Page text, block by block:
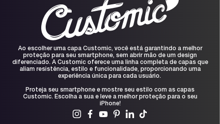
Ao escolher uma capa Customic, você está garantindo a melhor
proteção para seu smartphone, sem abrir mão de um design
diferenciado. A Customic oferece uma linha completa de capas que
aliam resistência, estilo e funcionalidade, proporcionando uma
experiência única para cada usuário.
Proteja seu smartphone e mostre seu estilo com as capas
Customic. Escolha a sua e leve a melhor proteção para o seu
iPhone!